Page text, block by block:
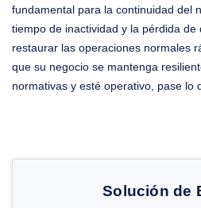
fundamental para la continuidad del
tiempo de inactividad y la pérdida de
restaurar las operaciones normales
que su negocio se mantenga
normativas y esté operativo, pase lo
Solución de